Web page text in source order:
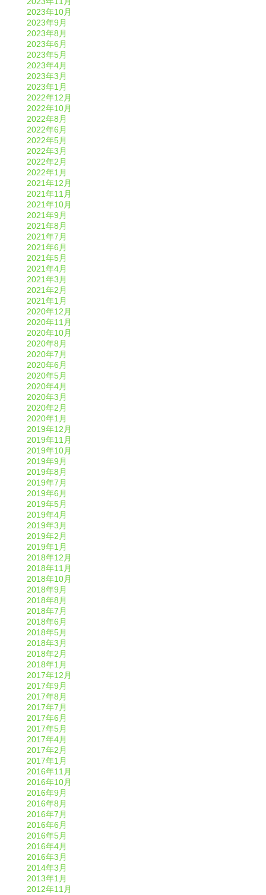
2023年10月
2023年9月
2023年8月
2023年6月
2023年5月
2023年4月
2023年3月
2023年1月
2022年12月
2022年10月
2022年8月
2022年6月
2022年5月
2022年3月
2022年2月
2022年1月
2021年12月
2021年11月
2021年10月
2021年9月
2021年8月
2021年7月
2021年6月
2021年5月
2021年4月
2021年3月
2021年2月
2021年1月
2020年12月
2020年11月
2020年10月
2020年8月
2020年7月
2020年6月
2020年5月
2020年4月
2020年3月
2020年2月
2020年1月
2019年12月
2019年11月
2019年10月
2019年9月
2019年8月
2019年7月
2019年6月
2019年5月
2019年4月
2019年3月
2019年2月
2019年1月
2018年12月
2018年11月
2018年10月
2018年9月
2018年8月
2018年7月
2018年6月
2018年5月
2018年3月
2018年2月
2018年1月
2017年12月
2017年9月
2017年8月
2017年7月
2017年6月
2017年5月
2017年4月
2017年2月
2017年1月
2016年11月
2016年10月
2016年9月
2016年8月
2016年7月
2016年6月
2016年5月
2016年4月
2016年3月
2014年3月
2013年1月
2012年11月